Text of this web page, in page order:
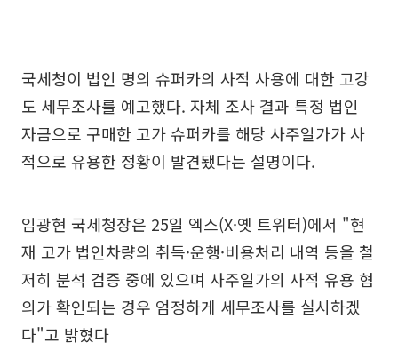
국세청이 법인 명의 슈퍼카의 사적 사용에 대한 고강
도 세무조사를 예고했다. 자체 조사 결과 특정 법인
자금으로 구매한 고가 슈퍼카를 해당 사주일가가 사
적으로 유용한 정황이 발견됐다는 설명이다.
임광현 국세청장은 25일 엑스(X·옛 트위터)에서 "현
재 고가 법인차량의 취득·운행·비용처리 내역 등을 철
저히 분석 검증 중에 있으며 사주일가의 사적 유용 혐
의가 확인되는 경우 엄정하게 세무조사를 실시하겠
다"고 밝혔다